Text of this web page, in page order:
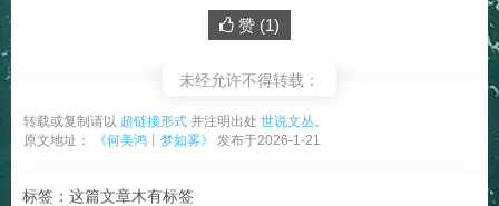
赞 (1)
未经允许不得转载：
转载或复制请以 超链接形式 并注明出处 世说文丛。
原文地址：
《何美鸿丨梦如雾》 发布于2026-1-21
标签：这篇文章木有标签